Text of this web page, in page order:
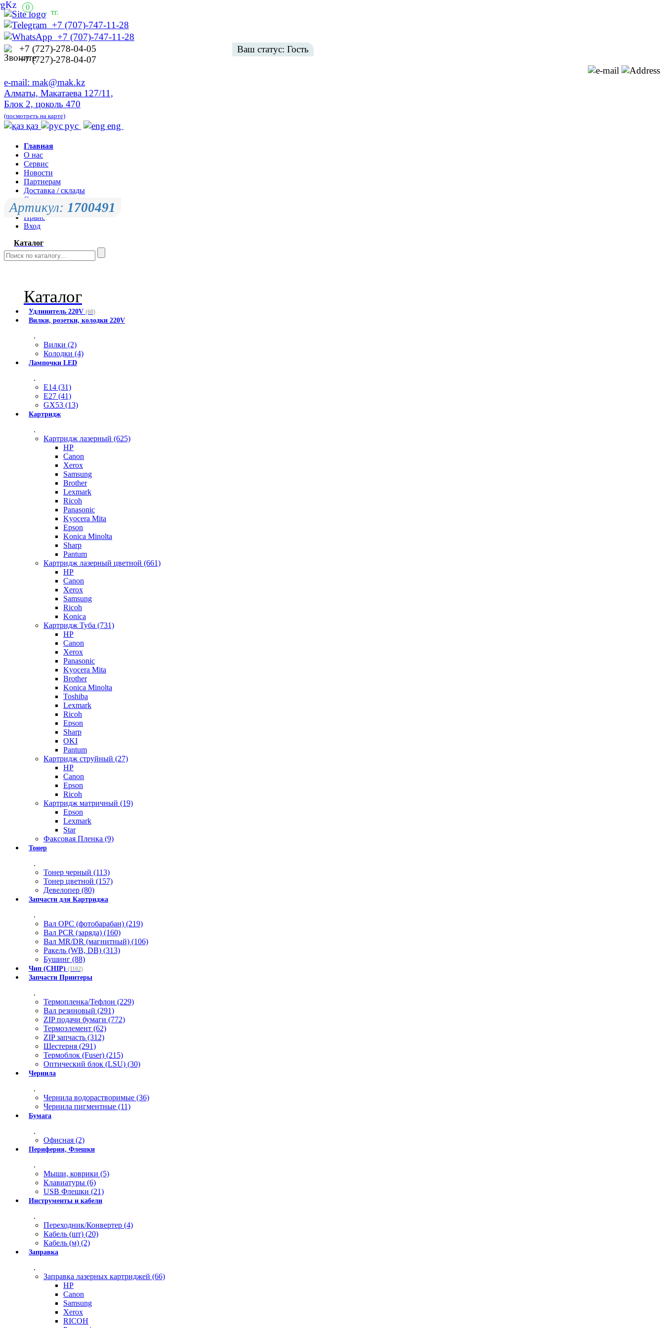
+7 (707)-747-11-28
+7 (707)-747-11-28
+7 (727)-278-04-05
+7 (727)-278-04-07
e-mail: mak@mak.kz
Алматы, Макатаева 127/11,
Блок 2, цоколь 470
(посмотреть на карте)
рус
қаз eng
Ваш статус: Гость
Главная
О нас
Сервис
Новости
Партнерам
Доставка / склады
Оплата
Контакты
Прайс
Вход
Каталог
0
- тг.
Каталог
Удлинитель 220V (60)
Вилки, розетки, колодки 220V
.
Вилки (2)
Колодки (4)
Лампочки LED
.
E14 (31)
E27 (41)
GX53 (13)
Картридж
.
Картридж лазерный (625)
HP
Canon
Xerox
Samsung
Brother
Lexmark
Ricoh
Panasonic
Kyocera Mita
Epson
Konica Minolta
Sharp
Pantum
Картридж лазерный цветной (661)
HP
Canon
Xerox
Samsung
Ricoh
Konica
Картридж Туба (731)
HP
Canon
Xerox
Panasonic
Kyocera Mita
Brother
Konica Minolta
Toshiba
Lexmark
Ricoh
Epson
Sharp
OKI
Pantum
Картридж струйный (27)
HP
Canon
Epson
Ricoh
Картридж матричный (19)
Epson
Lexmark
Star
Факсовая Пленка (9)
Тонер
.
Тонер черный (113)
Тонер цветной (157)
Девелопер (80)
Запчасти для Картриджа
.
Вал OPC (фотобарабан) (219)
Вал PCR (заряда) (160)
Вал MR/DR (магнитный) (106)
Ракель (WB, DB) (313)
Бушинг (88)
Чип (CHIP) (1102)
Запчасти Принтеры
.
Термопленка/Тефлон (229)
Вал резиновый (291)
ZIP подачи бумаги (772)
Термоэлемент (62)
ZIP запчасть (312)
Шестерня (291)
Термоблок (Fuser) (215)
Оптический блок (LSU) (30)
Чернила
.
Чернила водорастворимые (36)
Чернила пигментные (11)
Бумага
.
Офисная (2)
Периферия, Флешки
.
Мыши, коврики (5)
Клавиатуры (6)
USB Флешки (21)
Инструменты и кабели
.
Переходник/Конвертер (4)
Кабель (шт) (20)
Кабель (м) (2)
Заправка
.
Заправка лазерных картриджей (66)
HP
Canon
Samsung
Xerox
RICOH
Артикул: 1700491